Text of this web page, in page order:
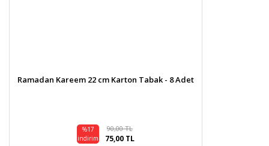
Ramadan Kareem 22 cm Karton Tabak - 8 Adet
%17
indirim
90,00 TL
75,00 TL